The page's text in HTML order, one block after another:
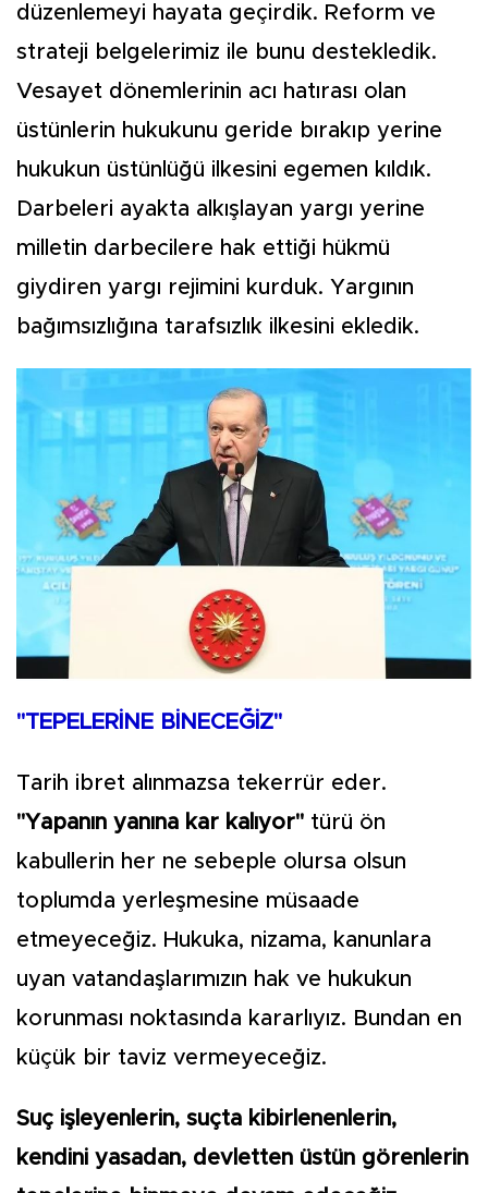
düzenlemeyi hayata geçirdik. Reform ve
strateji belgelerimiz ile bunu destekledik.
Vesayet dönemlerinin acı hatırası olan
üstünlerin hukukunu geride bırakıp yerine
hukukun üstünlüğü ilkesini egemen kıldık.
Darbeleri ayakta alkışlayan yargı yerine
milletin darbecilere hak ettiği hükmü
giydiren yargı rejimini kurduk. Yargının
bağımsızlığına tarafsızlık ilkesini ekledik.
"TEPELERİNE BİNECEĞİZ"
Tarih ibret alınmazsa tekerrür eder.
"Yapanın yanına kar kalıyor" türü ön
kabullerin her ne sebeple olursa olsun
toplumda yerleşmesine müsaade
etmeyeceğiz. Hukuka, nizama, kanunlara
uyan vatandaşlarımızın hak ve hukukun
korunması noktasında kararlıyız. Bundan en
küçük bir taviz vermeyeceğiz.
Suç işleyenlerin, suçta kibirlenenlerin,
kendini yasadan, devletten üstün görenlerin